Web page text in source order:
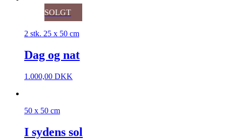
SOLGT
2 stk. 25 x 50 cm
Dag og nat
1.000,00 DKK
50 x 50 cm
I sydens sol